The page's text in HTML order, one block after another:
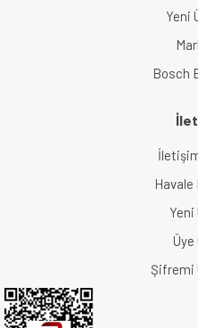
Yeni
Bosch
Yeni
Üye
Şifremi